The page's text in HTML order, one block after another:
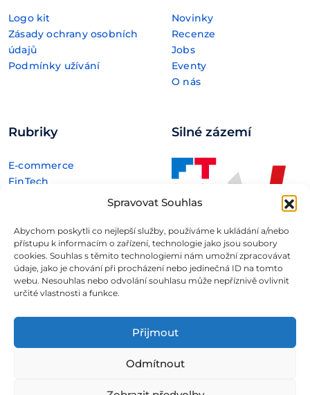
Spravovat Souhlas
Abychom poskytli co nejlepší služby, používáme k ukládání a/nebo
přístupu k informacím o zařízení, technologie jako jsou soubory
cookies. Souhlas s těmito technologiemi nám umožní zpracovávat
údaje, jako je chování při procházení nebo jedinečná ID na tomto
webu. Nesouhlas nebo odvolání souhlasu může nepříznivě ovlivnit
určité vlastnosti a funkce.
Přijmout
Odmítnout
Logo kit
Zásady ochrany osobních
údajů
Podmínky užívání
Novinky
Recenze
Jobs
Eventy
O nás
Rubriky
E-commerce
FinTech
Technologie
Silné zázemí
602 00 Brno
jsou určeny výhradně ke studijním
a informativním účelům a neslouží v žádném případě coby